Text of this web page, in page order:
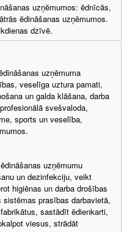
uzņēmumos: ēdnīcās,
ēdināšanas uzņēmumos.
dzīvē.
uzņēmuma
veselīga uztura pamati,
un galda klāšana, darba
svešvaloda,
sports un veselība,
uzņēmumu
un dezinfekciju, veikt
higiēnas un darba drošības
prasības darbavietā,
sastādīt ēdienkarti,
viesus, strādāt